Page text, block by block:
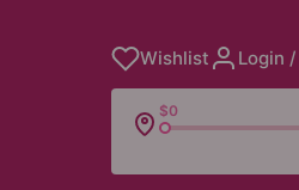
Wishlist Login
$0